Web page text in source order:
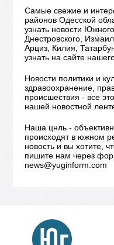
Самые свежие и
районов Одесской
узнать новости
Днестровского,
Арциз, Килия,
узнать на сайте
Новости политики и
здравоохранение,
происшествия - все
нашей новостной
Наша цнль -
происходят в южном
новость и вы хотите,
пишите нам через
news@yuginform.com